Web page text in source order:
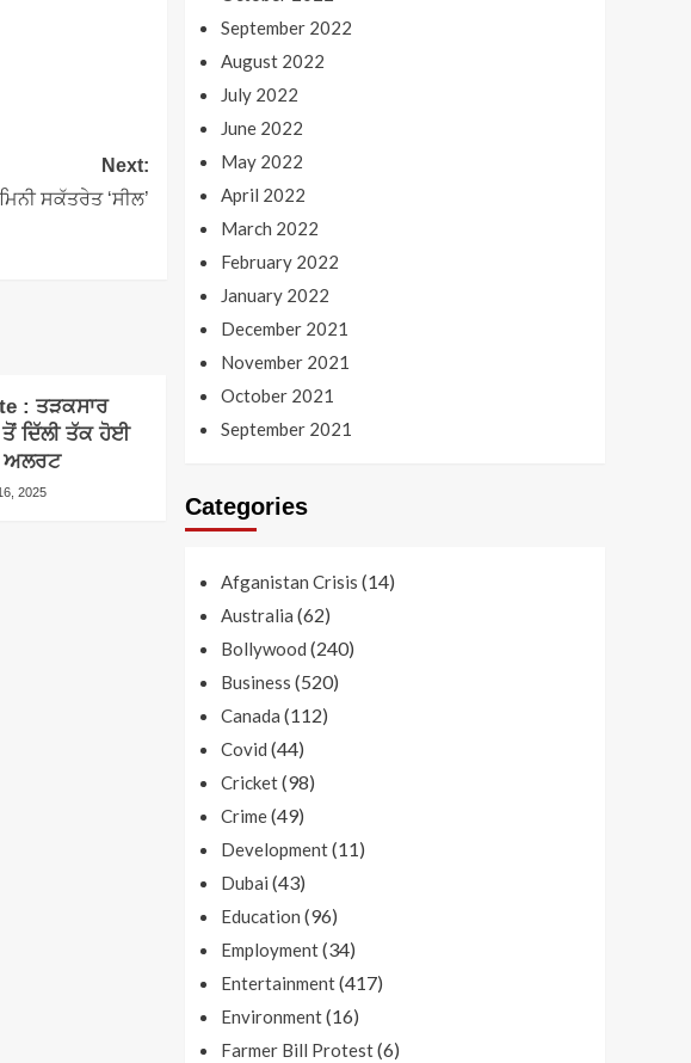
Next:
ਸਕੱਤਰੇਤ ‘ਸੀਲ’
: ਤੜਕਸਾਰ
ਤੋਂ ਦਿੱਲੀ ਤੱਕ ਹੋਈ
ਅਲਰਟ
2025
September 2022
August 2022
July 2022
June 2022
May 2022
April 2022
March 2022
February 2022
January 2022
December 2021
November 2021
October 2021
September 2021
Categories
Afganistan Crisis (14)
Australia (62)
Bollywood (240)
Business (520)
Canada (112)
Covid (44)
Cricket(98)
Crime(49)
Development(11)
Dubai (43)
Education (96)
Employment(34)
Entertainment(417)
Environment(16)
Farmer Bill Protest(6)